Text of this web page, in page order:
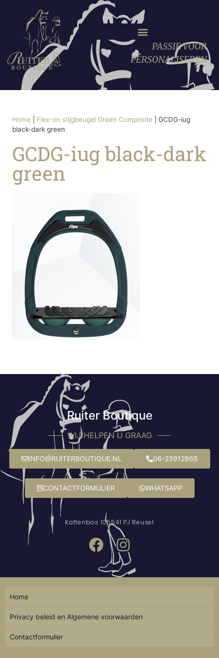
PASSIE VOOR
PERSONALISEREN
Home Flex-on stijgbeugel Green Composite
GCDG-iug
black-dark green
GCDG-iug black-dark
green
Ruiter Boutique
WIJ HELPEN U GRAAG
INFO@RUITERBOUTIQUE.NL 06-23912865
CONTACTFORMULIER WHATSAPP
Kattenbos 105541 PJ Reusel
Home
Privacy beleid en Algemene voorwaarden
Contactformulier